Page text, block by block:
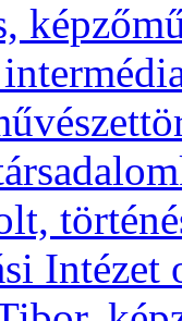
Intézet